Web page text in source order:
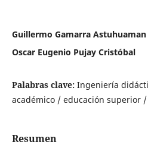
Guillermo Gamarra Astuhuaman
Oscar Eugenio Pujay Cristóbal
Palabras clave: Ingeniería
académico / educación superior
Resumen